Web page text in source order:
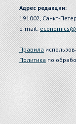
Адрес редакции:
191002, Санкт-
e-mail:
Правила
Политикапо